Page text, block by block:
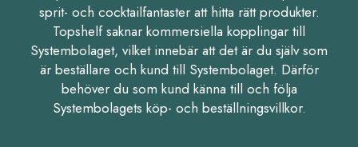
sprit- och cocktailfantaster att hitta rätt produkter.
Topshelf saknar kommersiella kopplingar till
Systembolaget, vilket innebär att det är du själv som
är beställare och kund till Systembolaget. Därför
behöver du som kund känna till och följa
Systembolagets köp- och beställningsvillkor.